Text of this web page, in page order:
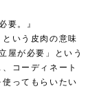
要。』
という皮肉の意味
屋が必要」という
コーディネート
ってもらいたい